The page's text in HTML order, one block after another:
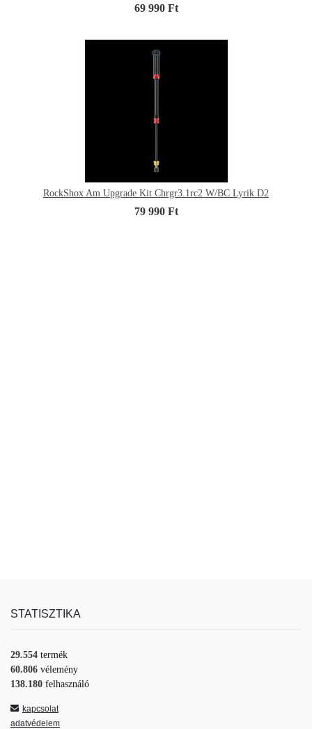
69 990 Ft
RockShox Am Upgrade Kit Chrgr3.1rc2 W/BC Lyrik D2
79 990 Ft
STATISZTIKA
29.554 termék
60.806 vélemény
138.180 felhasználó
kapcsolat
adatvédelem